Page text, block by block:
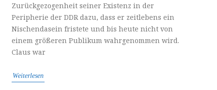
Zurückgezogenheit seiner Existenz in der
Peripherie der DDR dazu, dass er zeitlebens ein
Nischendasein fristete und bis heute nicht von
einem größeren Publikum wahrgenommen wird.
Claus war
Weiterlesen